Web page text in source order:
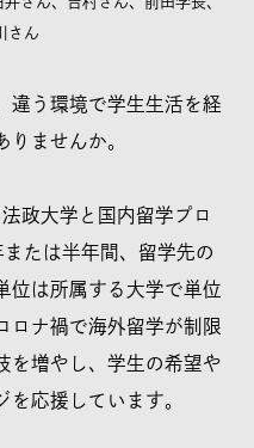
All Rights Reserved.
さん
う環境で学生生活を経
ませんか。
政大学と国内留学プロ
たは半年間、留学先の
位は所属する大学で単位
ロナ禍で海外留学が制限
を増やし、学生の希望や
を応援しています。